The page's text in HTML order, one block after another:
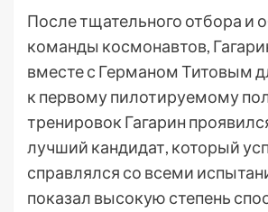
После тщательного отбора и
команды космонавтов,
вместе с Германом Титовым
к первому пилотируемому
тренировок Гагарин
лучший кандидат, который
справлялся со всеми
показал высокую степень